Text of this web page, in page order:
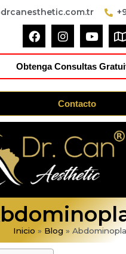
Obtenga Consultas
Contacto
Inicio » Blog »